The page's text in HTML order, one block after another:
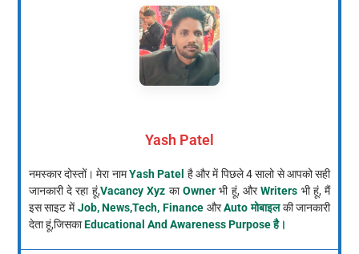
Yash Patel
नमस्कार दोस्तों। मेरा नामYash Patel है और में पिछले 4 सालो से आपको सही
जानकारी दे रहा हूं,Vacancy Xyz काOwnerभी हूं, औरWriters भी हूं, मैं
इस साइट मेंJob, News,Tech, Finance औरAuto मोबाइलकी जानकारी
देता हूं,जिसकाEducational And Awareness Purpose है।